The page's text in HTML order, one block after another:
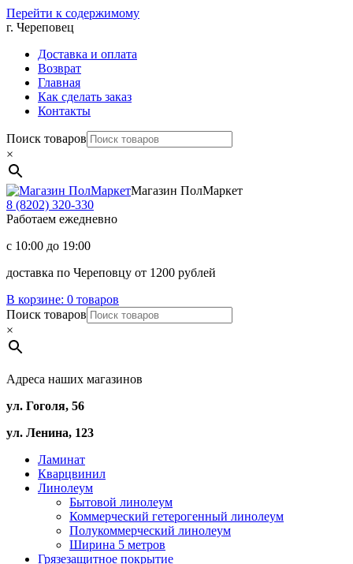
Перейти к содержимому
г. Череповец
Доставка и оплата
Возврат
Главная
Как сделать заказ
Контакты
Поиск товаров
×
Магазин ПолМаркет
8 (8202) 320-330
Работаем ежедневно
с 10:00 до 19:00
доставка по Череповцу от 1200 рублей
В корзине: 0 товаров
Поиск товаров
×
Адреса наших магазинов
ул. Гоголя, 56
ул. Ленина, 123
Ламинат
Кварцвинил
Линолеум
Бытовой линолеум
Коммерческий гетерогенный линолеум
Полукоммерческий линолеум
Ширина 5 метров
Грязезащитное покрытие